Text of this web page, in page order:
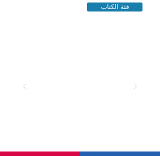
فئة الكتاب